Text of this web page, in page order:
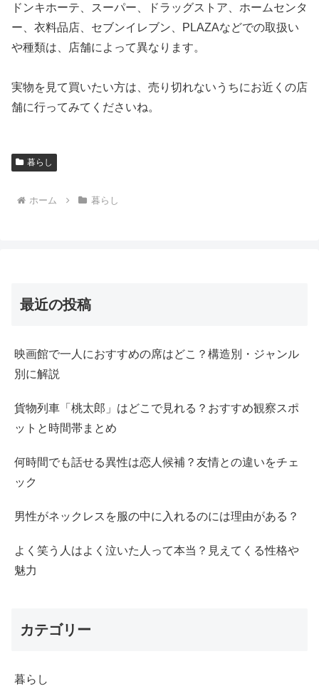
ドンキホーテ、スーパー、ドラッグストア、ホームセンタ
ー、衣料品店、セブンイレブン、PLAZAなどでの取扱い
や種類は、店舗によって異なります。
実物を見て買いたい方は、売り切れないうちにお近くの店
舗に行ってみてくださいね。
暮らし
ホーム 暮らし
最近の投稿
映画館で一人におすすめの席はどこ？構造別・ジャンル
別に解説
貨物列車「桃太郎」はどこで見れる？おすすめ観察スポ
ットと時間帯まとめ
何時間でも話せる異性は恋人候補？友情との違いをチェ
ック
男性がネックレスを服の中に入れるのには理由がある？
よく笑う人はよく泣いた人って本当？見えてくる性格や
魅力
カテゴリー
暮らし